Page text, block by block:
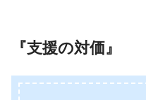
『支援の対価』